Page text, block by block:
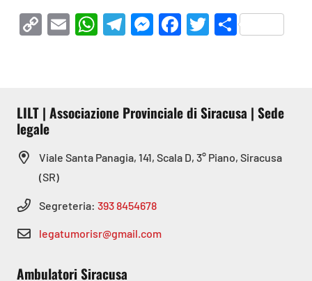
CopyEmailWhatsApp
Telegram
Messenger
Facebook
Twitter
LILT | Associazione Provinciale di Siracusa | Sede
legale
Viale Santa Panagia, 141, Scala D, 3° Piano, Siracusa
(SR)
Segreteria: 393 8454678
legatumorisr@gmail.com
Ambulatori Siracusa